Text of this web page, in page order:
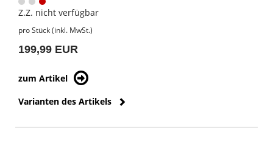
Z.Z. nicht verfügbar
pro Stück (inkl. MwSt.)
199,99 EUR
zum Artikel
Varianten des Artikels